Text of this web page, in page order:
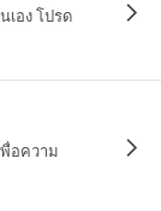
อง โปรด
พื่อความ